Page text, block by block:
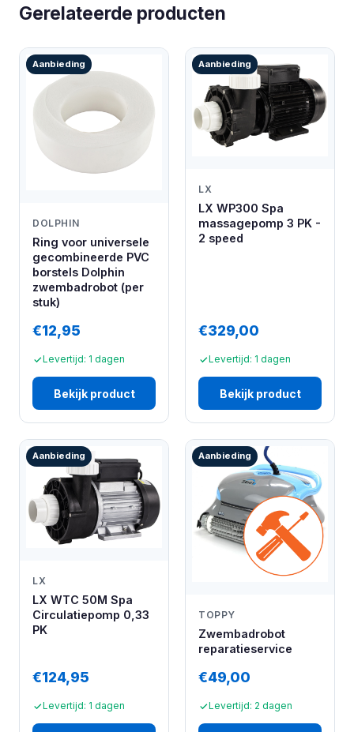
Gerelateerde producten
Aanbieding
DOLPHIN
Ring voor universele
gecombineerde PVC
borstels Dolphin
zwembadrobot (per
stuk)
€12,95
Levertijd: 1 dagen
Bekijk product
Aanbieding
LX
LX WP300 Spa
massagepomp 3 PK -
2 speed
€329,00
Levertijd: 1 dagen
Bekijk product
Aanbieding
LX
LX WTC 50M Spa
Circulatiepomp 0,33
PK
€124,95
Levertijd: 1 dagen
Aanbieding
TOPPY
Zwembadrobot
reparatieservice
€49,00
Levertijd: 2 dagen